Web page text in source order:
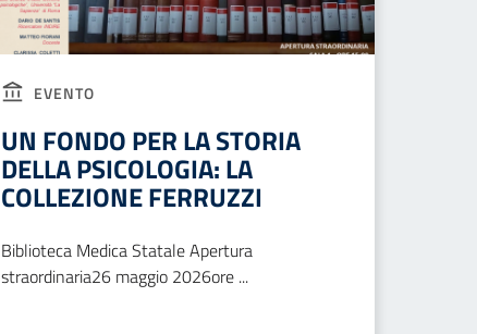
EVENTO
UN FONDO PER LA STORIA
DELLA PSICOLOGIA: LA
COLLEZIONE FERRUZZI
Biblioteca Medica Statale Apertura
straordinaria26 maggio 2026ore ...